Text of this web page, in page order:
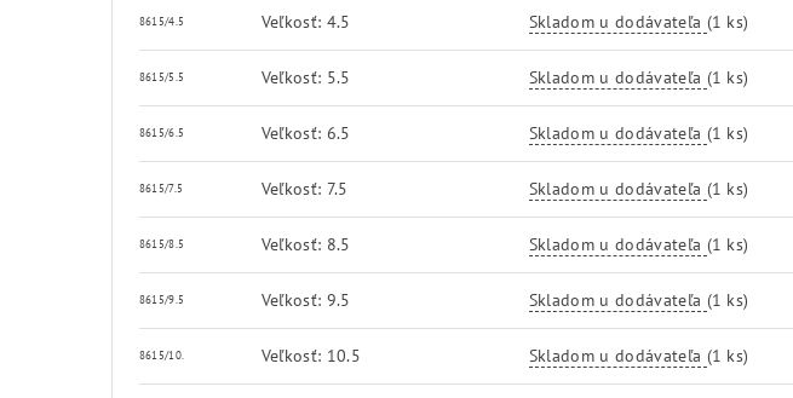
8615/4.5 Veľkosť: 4.5 Skladom u dodávateľa (1 ks)
8615/5.5 Veľkosť: 5.5 Skladom u dodávateľa (1 ks)
8615/6.5 Veľkosť: 6.5 Skladom u dodávateľa (1 ks)
8615/7.5 Veľkosť: 7.5 Skladom u dodávateľa (1 ks)
8615/8.5 Veľkosť: 8.5 Skladom u dodávateľa (1 ks)
8615/9.5 Veľkosť: 9.5 Skladom u dodávateľa (1 ks)
8615/10. Veľkosť: 10.5 Skladom u dodávateľa (1 ks)